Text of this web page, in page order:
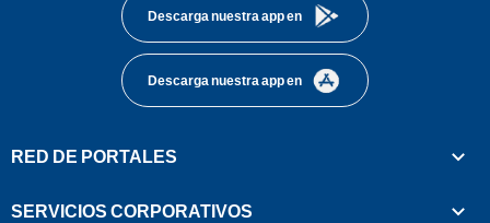
Descarga nuestra app en
Descarga nuestra app en
RED DE PORTALES
SERVICIOS CORPORATIVOS